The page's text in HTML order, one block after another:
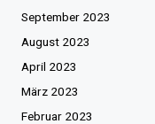
September 2023
August 2023
April 2023
März 2023
Februar 2023